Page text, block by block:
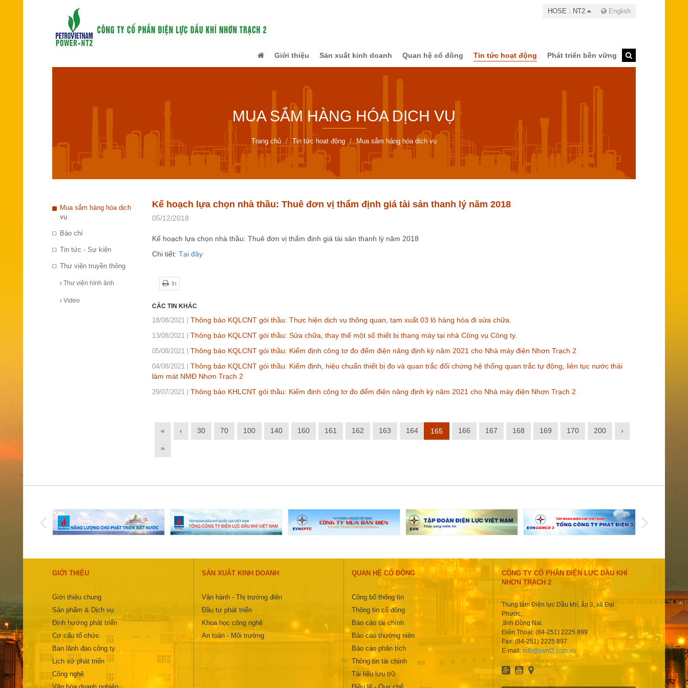
HOSE : NT2 English
Giới thiệu Sản xuất kinh doanh Quan hệ cổ đông Tin tức hoạt động Phát triển bền vững
MUA SẮM HÀNG HÓA DỊCH VỤ
Trang chủ Tin tức hoạt động Mua sắm hàng hóa dịch vụ
Mua sắm hàng hóa dịch
vụ
Báo chí
Tin tức - Sự kiện
Thư viện truyền thông
Thư viện hình ảnh
Video
Kế hoạch lựa chọn nhà thầu: Thuê đơn vị thẩm định giá tài sản thanh lý năm 2018
05/12/2018
Kế hoạch lựa chọn nhà thầu: Thuê đơn vị thẩm định giá tài sản thanh lý năm 2018
Chi tiết: Tại đây
In
CÁC TIN KHÁC
18/08/2021 Thông báo KQLCNT gói thầu: Thực hiện dịch vụ thông quan, tạm xuất 03 lô hàng hóa đi sửa chữa.
13/08/2021 Thông báo KQLCNT gói thầu: Sửa chữa, thay thế một số thiết bị thang máy tại nhà Công vụ Công ty.
05/08/2021 Thông báo KQLCNT gói thầu: Kiểm định công tơ đo đếm điện năng định kỳ năm 2021 cho Nhà máy điện Nhơn Trạch 2
04/08/2021
Thông báo KQLCNT gói thầu: Kiểm định, hiệu chuẩn thiết bị đo và quan trắc đối chứng hệ thống quan trắc tự động, liên tục nước thải
làm mát NMĐ Nhơn Trạch 2
29/07/2021 Thông báo KHLCNT gói thầu: Kiểm định công tơ đo đếm điện năng định kỳ năm 2021 cho Nhà máy điện Nhơn Trạch 2
« ‹ 30 70 100 140 160 161 162 163 164 165 166 167 168 169 170 200 ›
»
GIỚI THIỆU
Giới thiệu chung
Sản phẩm & Dịch vụ
Định hướng phát triển
Cơ cấu tổ chức
Ban lãnh đạo công ty
Lịch sử phát triển
Công nghệ
SẢN XUẤT KINH DOANH
Vận hành - Thị trường điện
Đầu tư phát triển
Khoa học công nghệ
An toàn - Môi trường
QUAN HỆ CỔ ĐÔNG
Công bố thông tin
Thông tin cổ đông
Báo cáo tài chính
Báo cáo thường niên
Báo cáo phân tích
Thông tin tài chính
Tài liệu lưu trữ
CÔNG TY CỔ PHẦN ĐIỆN LỰC DẦU KHÍ
NHƠN TRẠCH 2
Trung tâm Điện lực Dầu khí, ấp 3, xã Đại
Phước,
,tỉnh Đồng Nai.
Điện Thoại: (84-251) 2225 899
Fax: (84-251) 2225 897
E-mail: info@pvnt2.com.vn